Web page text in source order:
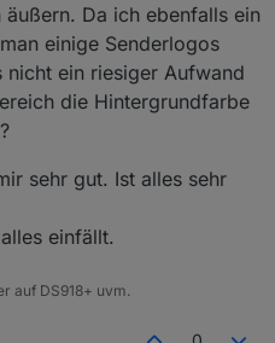
Bildschirmen
Dialog wehrt sich noch gegen
Da ich ebenfalls ein
einige Senderlogos
nicht ein riesiger Aufwand
die Hintergrundfarbe
sehr gut. Ist alles sehr
einfällt.
auf DS918+ uvm.